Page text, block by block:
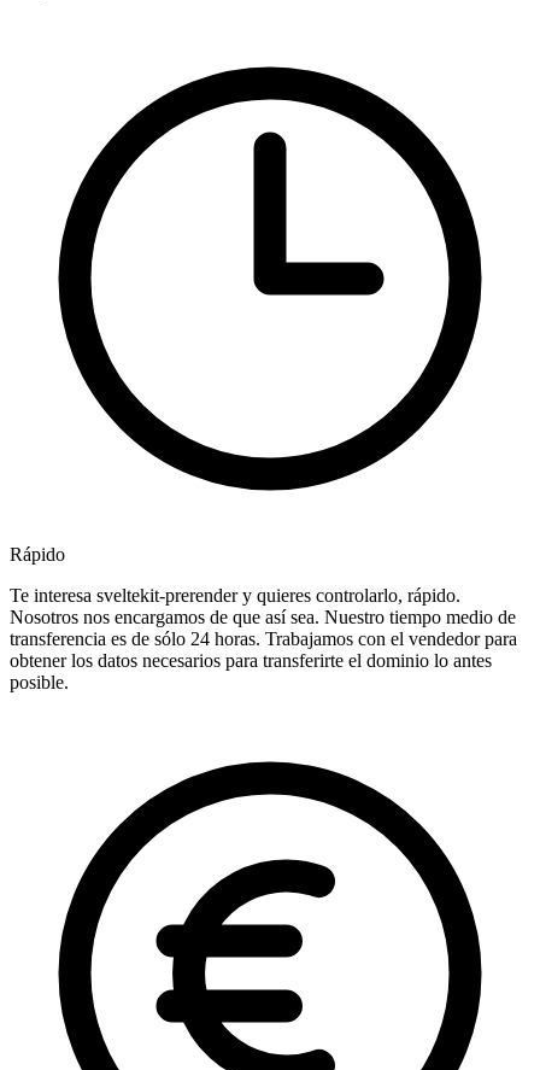
Rápido
Te interesa sveltekit-prerender y quieres controlarlo, rápido.
Nosotros nos encargamos de que así sea. Nuestro tiempo medio de
transferencia es de sólo 24 horas. Trabajamos con el vendedor para
obtener los datos necesarios para transferirte el dominio lo antes
posible.